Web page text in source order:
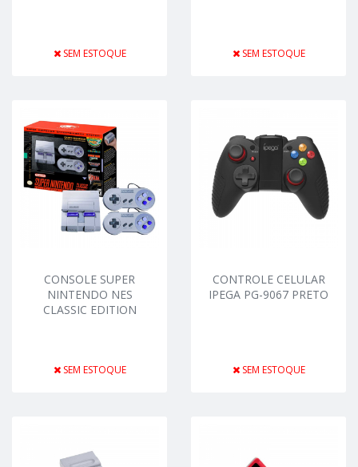
SEM ESTOQUE SEM ESTOQUE
CONSOLE SUPER
NINTENDO NES
CLASSIC EDITION
SEM ESTOQUE
CONTROLE CELULAR
IPEGA PG-9067 PRETO
SEM ESTOQUE